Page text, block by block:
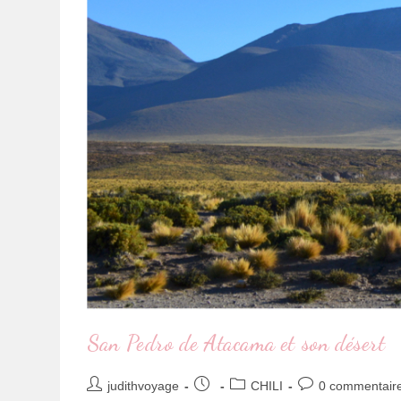
San Pedro de Atacama et son désert
judithvoyage CHILI 0